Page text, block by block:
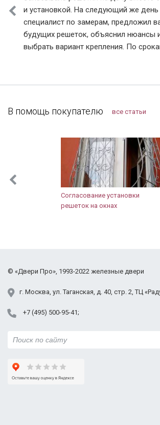
Королев
Котельники
Красноармейск
Красногорск
Луховицы
Протвино
Раменское
Серпухов
Ступино
и установкой. На следующий же день
специалист по замерам, предложил
будущих решеток, объяснил нюансы
выбрать вариант крепления. По
подвели, приехали в точное время и
рисунок сделали очень красивый 👍.
буду к вам обращаться!
В помощь покупателю все статьи
Согласование установки
решеток на окнах
г. Москва, ул. Таганская, д. 40, стр. 2, ТЦ
+7 (495) 500-95-41
© «Двери Про», 1993-2022 железные двери